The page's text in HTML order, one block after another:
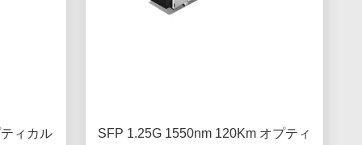
ィカル
SFP 1.25G 1550nm 120Km オプティ